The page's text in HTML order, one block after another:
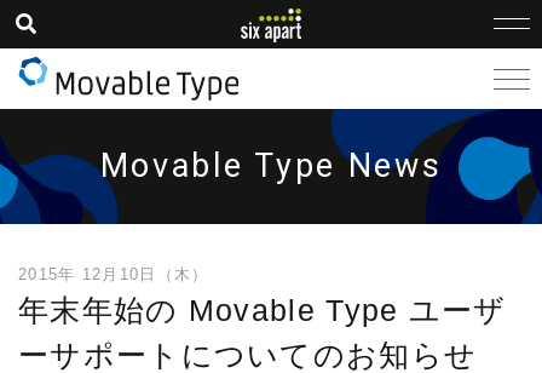
Movable Type News
2015年 12月10日（木）
年末年始の Movable Type ユーザ
ーサポートについてのお知らせ